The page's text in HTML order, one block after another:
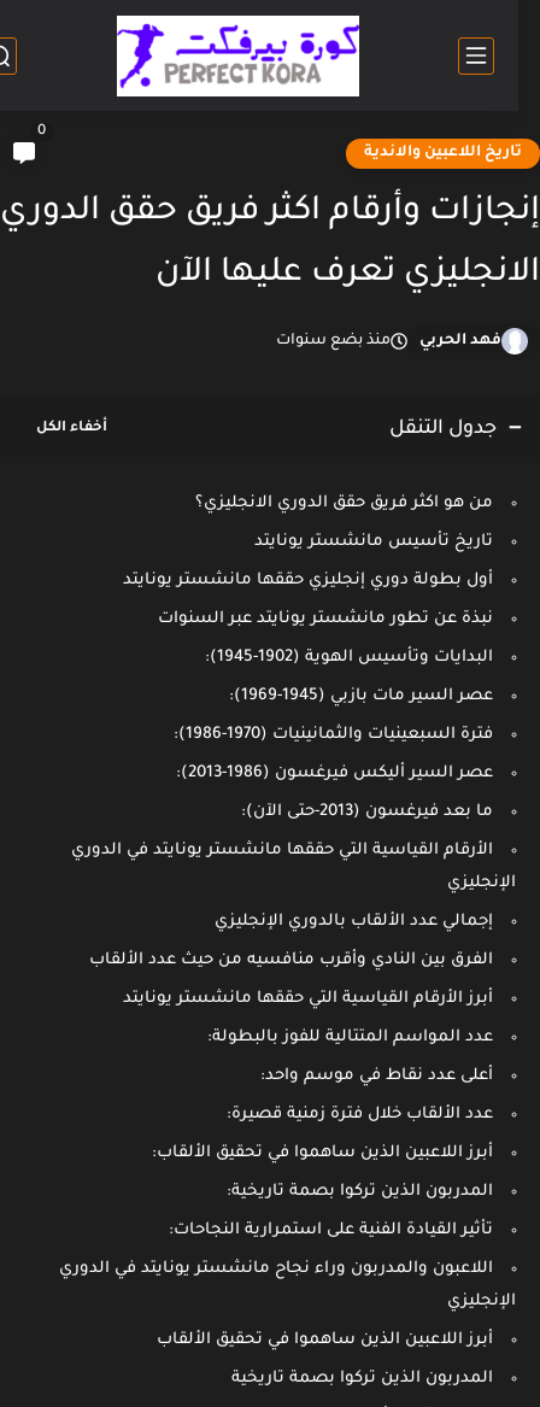
اللاعبين والاندية
وأرقام اكثر فريق حقق الدوري
تعرف عليها الآن
فهد الحربي منذ بضع سنوات
جدول التنقل
من هو اكثر فريق حقق الدوري الانجليزي؟
تاريخ تأسيس مانشستر يونايتد
أول بطولة دوري إنجليزي حققها مانشستر يونايتد
نبذة عن تطور مانشستر يونايتد عبر السنوات
البدايات وتأسيس الهوية (1902-1945):
عصر السير مات بازبي (1945-1969):
فترة السبعينيات والثمانينيات (1970-1986):
عصر السير أليكس فيرغسون (1986-2013):
ما بعد فيرغسون (2013-حتى الآن):
الأرقام القياسية التي حققها مانشستر يونايتد في الدوري
الإنجليزي
إجمالي عدد الألقاب بالدوري الإنجليزي
الفرق بين النادي وأقرب منافسيه من حيث عدد الألقاب
أبرز الأرقام القياسية التي حققها مانشستر يونايتد
عدد المواسم المتتالية للفوز بالبطولة:
أعلى عدد نقاط في موسم واحد:
عدد الألقاب خلال فترة زمنية قصيرة:
أبرز اللاعبين الذين ساهموا في تحقيق الألقاب:
المدربون الذين تركوا بصمة تاريخية:
تأثير القيادة الفنية على استمرارية النجاحات:
اللاعبون والمدربون وراء نجاح مانشستر يونايتد في الدوري
الإنجليزي
أبرز اللاعبين الذين ساهموا في تحقيق الألقاب
المدربون الذين تركوا بصمة تاريخية